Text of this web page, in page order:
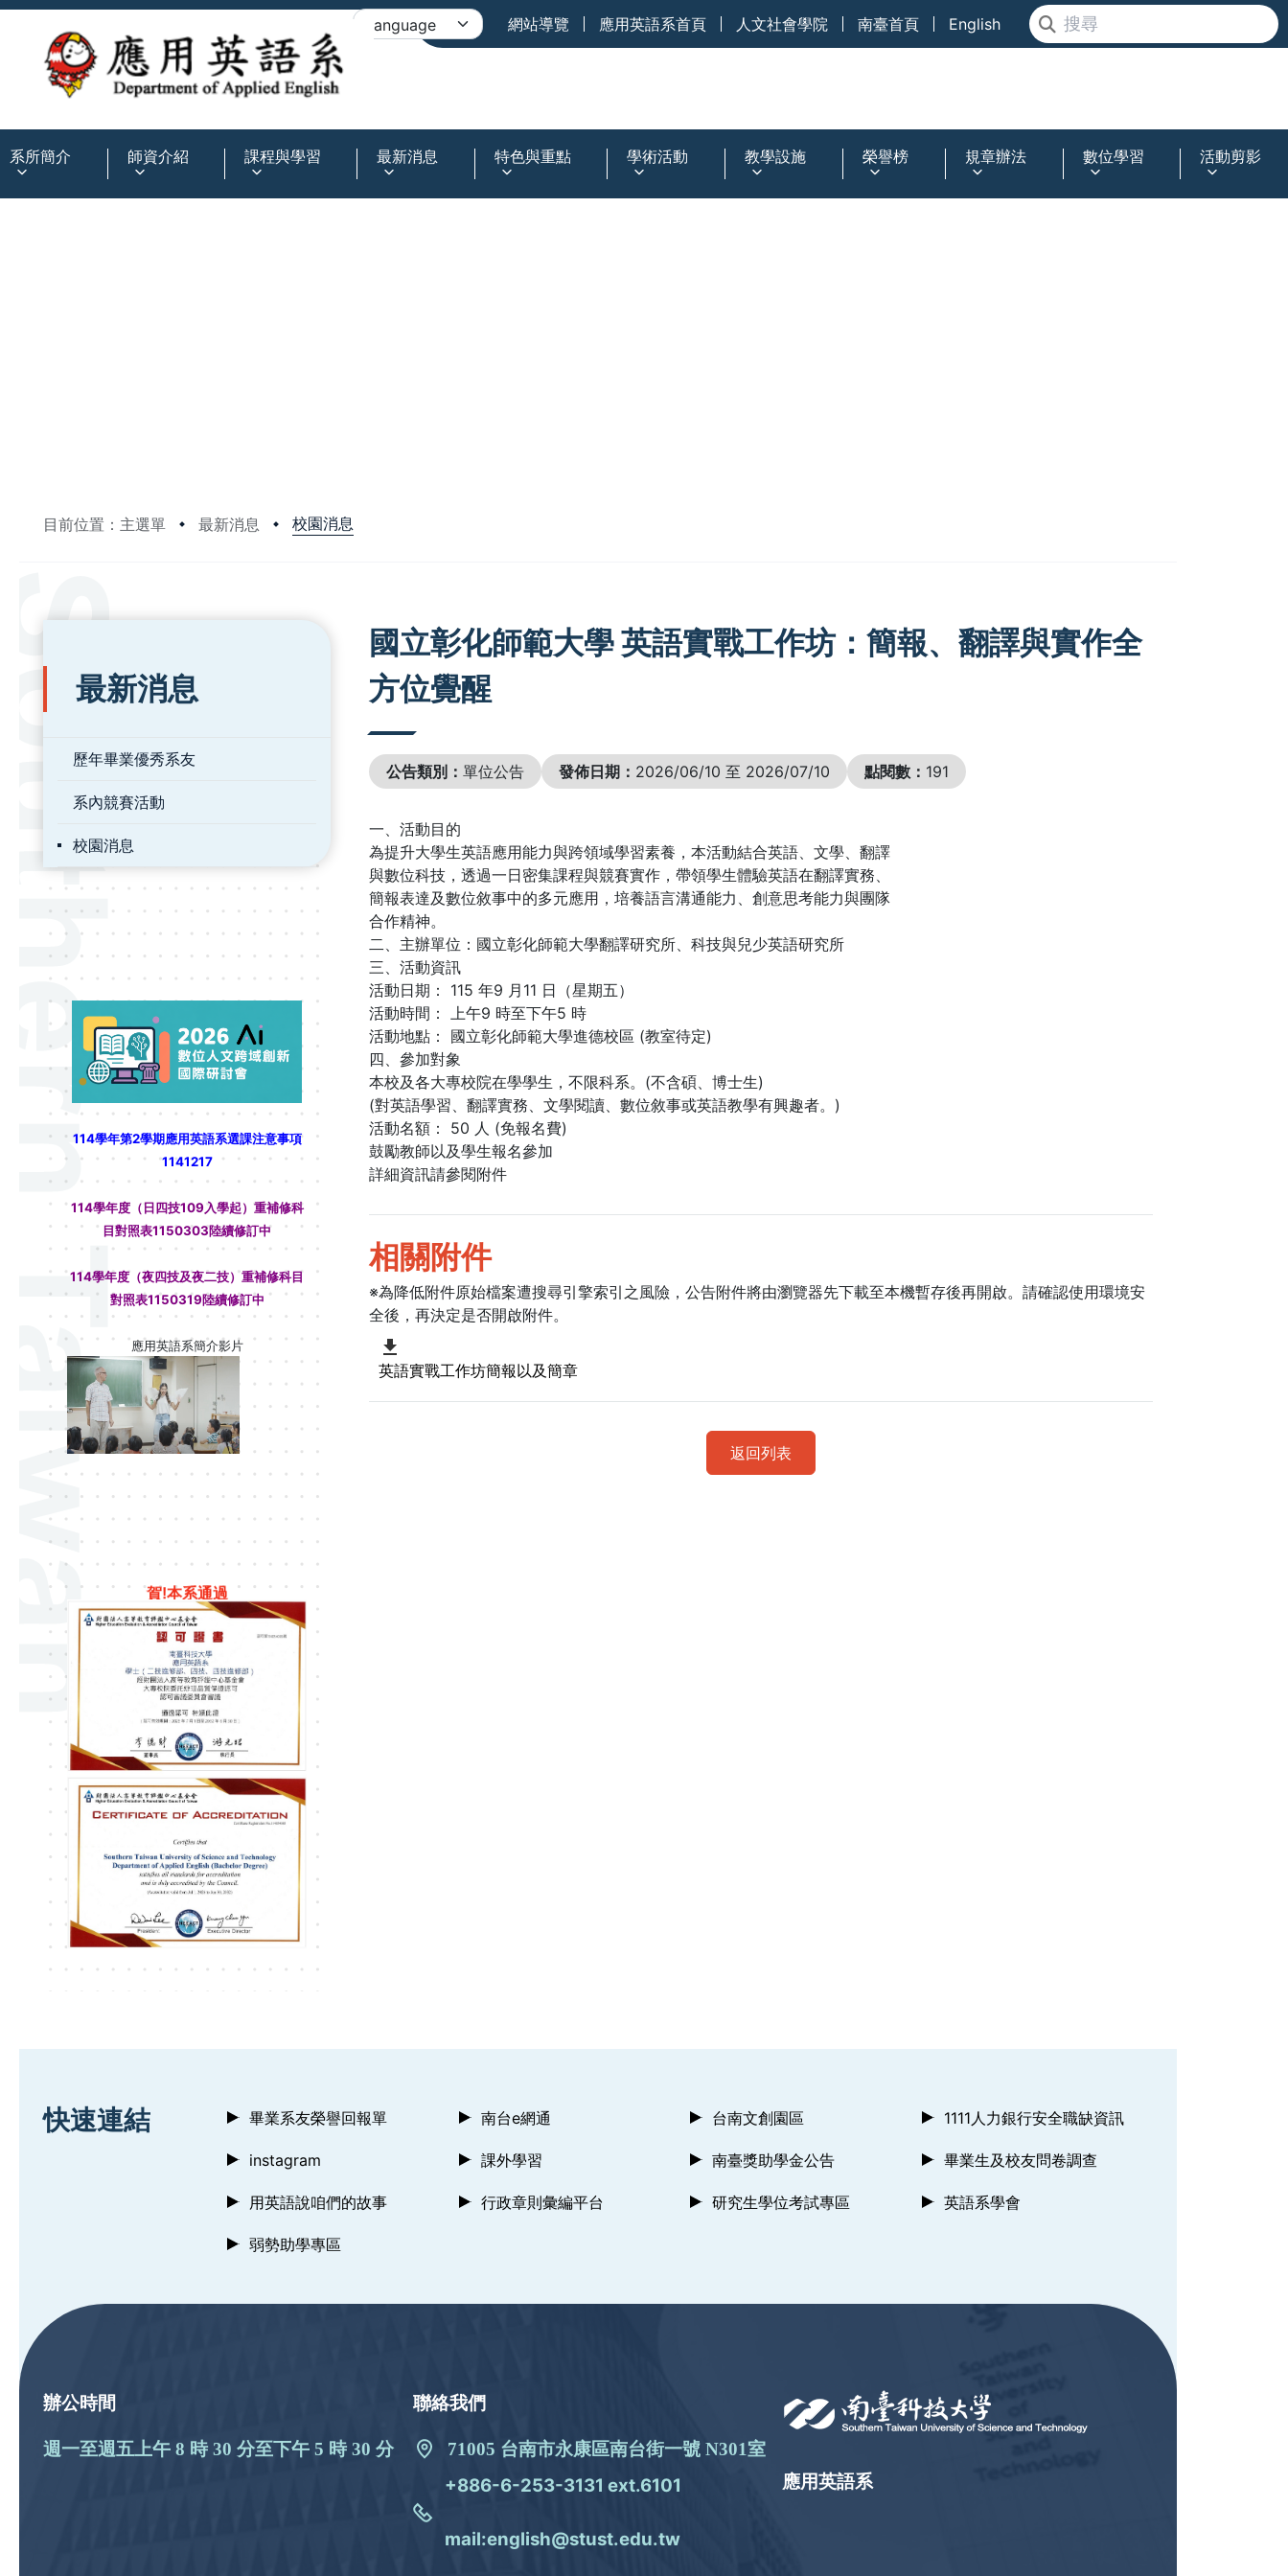
網站導覽 應用英語系首頁 人文社會學院 南臺首頁 English
系所簡介 師資介紹 課程與學習 最新消息 特色與重點 學術活動 教學設施 榮譽榜 規章辦法 數位學習 活動剪影
目前位置：主選單 最新消息 校園消息
:::
:::
最新消息
歷年畢業優秀系友
系內競賽活動
校園消息
看過來！！
114學年第2學期應用英語系選課注意事項
1141217
114學年度（日四技109入學起）重補修科
目對照表1150303陸續修訂中
114學年度（夜四技及夜二技）重補修科目
對照表1150319陸續修訂中
應用英語系簡介影片
賀!本系通過
高等教育品質保
證認可
國立彰化師範大學 英語實戰工作坊：簡報、翻譯與實作全
方位覺醒
公告類別： 單位公告 發佈日期： 2026/06/10 至 2026/07/10 點閱數： 191
一、活動目的
為提升大學生英語應用能力與跨領域學習素養，本活動結合英語、文學、翻譯
與數位科技，透過一日密集課程與競賽實作，帶領學生體驗英語在翻譯實務、
簡報表達及數位敘事中的多元應用，培養語言溝通能力、創意思考能力與團隊
合作精神。
二、主辦單位：國立彰化師範大學翻譯研究所、科技與兒少英語研究所
三、活動資訊
活動日期： 115 年9 月11 日（星期五）
活動時間： 上午9 時至下午5 時
活動地點： 國立彰化師範大學進德校區 (教室待定)
四、參加對象
本校及各大專校院在學學生，不限科系。(不含碩、博士生)
(對英語學習、翻譯實務、文學閱讀、數位敘事或英語教學有興趣者。)
活動名額： 50 人 (免報名費)
鼓勵教師以及學生報名參加
詳細資訊請參閱附件
相關附件
※為降低附件原始檔案遭搜尋引擎索引之風險，公告附件將由瀏覽器先下載至本機暫存後再開啟。請確認使用環境安
全後，再決定是否開啟附件。
英語實戰工作坊簡報以及簡章
返回列表
快速連結 畢業系友榮譽回報單 南台e網通 台南文創園區 1111人力銀行安全職缺資訊
instagram 課外學習 南臺獎助學金公告 畢業生及校友問卷調查
用英語說咱們的故事 行政章則彙編平台 研究生學位考試專區 英語系學會
弱勢助學專區
應用英語系
聯絡我們
71005 台南市永康區南台街一號 N301室
+886-6-253-3131 ext.6101
mail:english@stust.edu.tw
辦公時間
週一至週五上午 8 時 30 分至下午 5 時 30 分